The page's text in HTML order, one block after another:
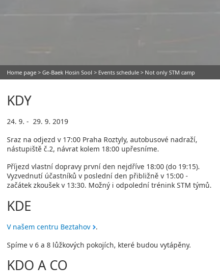
Home page > Ge-Baek Hosin Sool > Events schedule > Not only STM camp
KDY
24. 9. - 29. 9. 2019
Sraz na odjezd v 17:00 Praha Roztyly, autobusové nadraží,
nástupiště č.2, návrat kolem 18:00 upřesníme.
Příjezd vlastní dopravy první den nejdříve 18:00 (do 19:15).
Vyzvednutí účastníků v poslední den přibližně v 15:00 -
začátek zkoušek v 13:30. Možný i odpolední trénink STM týmů.
KDE
V našem centru Beztahov
.
Spíme v 6 a 8 lůžkových pokojích, které budou vytápěny.
KDO A CO